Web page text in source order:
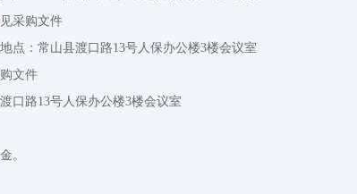
采购文件
点：常山县渡口路13号人保办公楼3楼会议室
文件
口路13号人保办公楼3楼会议室
。